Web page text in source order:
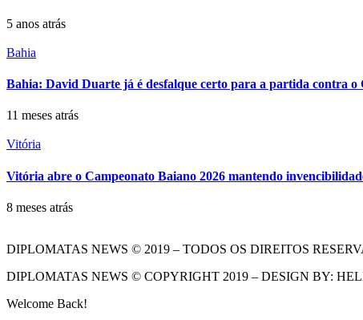
5 anos atrás
Bahia
Bahia: David Duarte já é desfalque certo para a partida contra
11 meses atrás
Vitória
Vitória abre o Campeonato Baiano 2026 mantendo
8 meses atrás
DIPLOMATAS NEWS © 2019 – TODOS OS DIREITOS
DIPLOMATAS NEWS © COPYRIGHT 2019 – DESIGN BY:
Welcome Back!